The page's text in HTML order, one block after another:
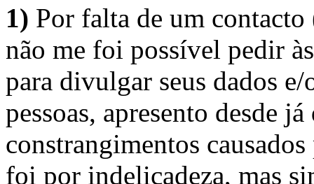
1) Por falta de um
não me foi possível pedir
para divulgar seus dados
pessoas, apresento desde
constrangimentos
foi por indelicadeza, mas